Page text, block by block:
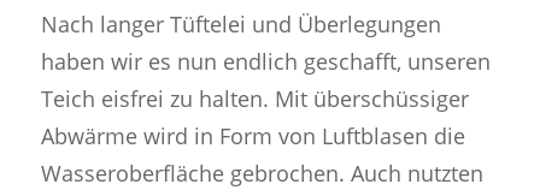
Nach langer Tüftelei und Überlegungen
haben wir es nun endlich geschafft, unseren
Teich eisfrei zu halten. Mit überschüssiger
Abwärme wird in Form von Luftblasen die
Wasseroberfläche gebrochen. Auch nutzten